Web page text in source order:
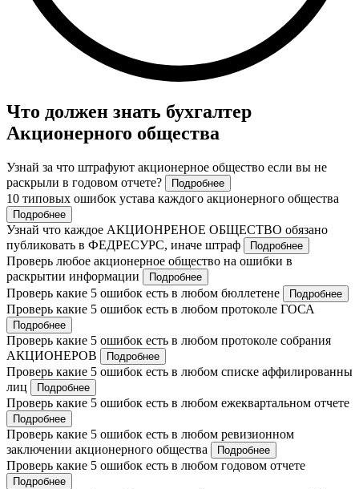
Что должен знать бухгалтер
Акционерного общества
Узнай за что штрафуют акционерное общество если вы не
раскрыли в годовом отчете?
Подробнее
10 типовых ошибок устава каждого акционерного общества
Подробнее
Узнай что каждое АКЦИОНРЕНОЕ ОБЩЕСТВО обязано
публиковать в ФЕДРЕСУРС, иначе штраф
Подробнее
Проверь любое акционерное общество на ошибки в
раскрытии информации
Подробнее
Проверь какие 5 ошибок есть в любом бюллетене Подробнее
Проверь какие 5 ошибок есть в любом протоколе ГОСА
Подробнее
Проверь какие 5 ошибок есть в любом протоколе собрания
АКЦИОНЕРОВ
Подробнее
Проверь какие 5 ошибок есть в любом списке аффилированны
лиц
Подробнее
Проверь какие 5 ошибок есть в любом ежеквартальном отчете
Подробнее
Проверь какие 5 ошибок есть в любом ревизионном
заключении акционерного общества
Подробнее
Проверь какие 5 ошибок есть в любом годовом отчете
Подробнее